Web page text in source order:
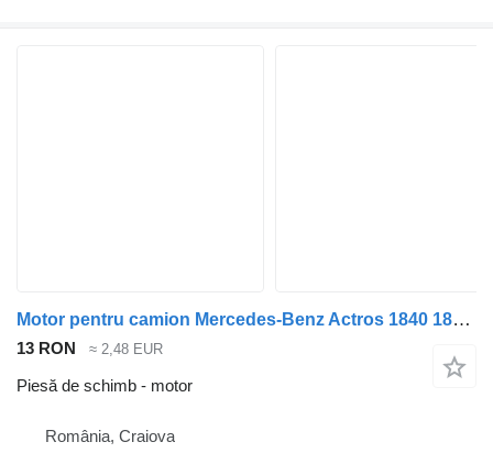
Motor pentru camion Mercedes-Benz Actros 1840 1843 1848 1835 1845
13 RON ≈ 2,48 EUR
Piesă de schimb - motor
România, Craiova